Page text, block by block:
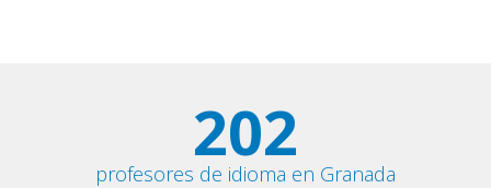
202
profesores de idioma en Granada